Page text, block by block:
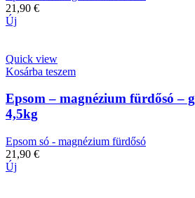
21,90 €
Új
Quick view
Kosárba teszem
Epsom – magnézium fürdősó –
4,5kg
Epsom só - magnézium fürdősó
21,90 €
Új